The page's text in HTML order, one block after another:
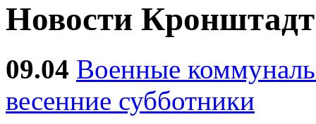
Новости
09.04 Военные
весенние субботники